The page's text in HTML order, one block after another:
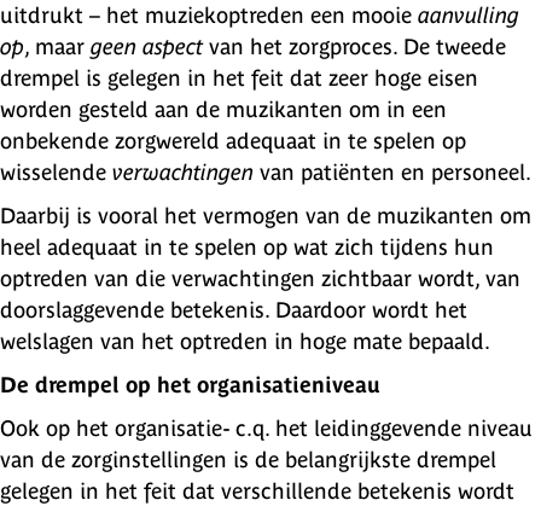
uitdrukt – het muziekoptreden een mooie aanvulling
op, maar geen aspectvan het zorgproces. De tweede
drempel is gelegen in het feit dat zeer hoge eisen
worden gesteld aan de muzikanten om in een
onbekende zorgwereld adequaat in te spelen op
wisselende verwachtingen van patiënten en personeel.
Daarbij is vooral het vermogen van de muzikanten om
heel adequaat in te spelen op wat zich tijdens hun
optreden van die verwachtingen zichtbaar wordt, van
doorslaggevende betekenis. Daardoor wordt het
welslagen van het optreden in hoge mate bepaald.
De drempel op het organisatieniveau
Ook op het organisatie- c.q. het leidinggevende niveau
van de zorginstellingen is de belangrijkste drempel
gelegen in het feit dat verschillende betekenis wordt